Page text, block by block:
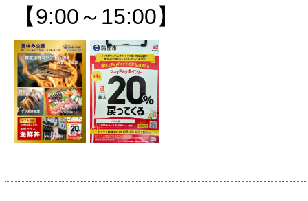
【9:00～15:00】